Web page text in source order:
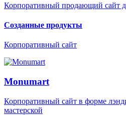
Корпоративный продающий сайт
Созданные продукты
Корпоративный сайт
Monumart
Корпоративный сайт в форме
мастерской